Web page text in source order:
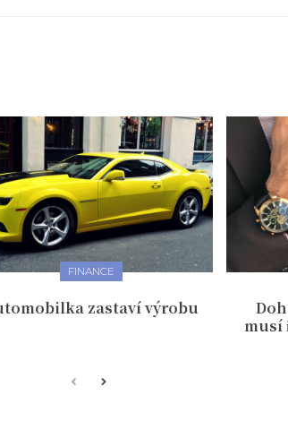
FINANCE
zastaví výrobu
musí